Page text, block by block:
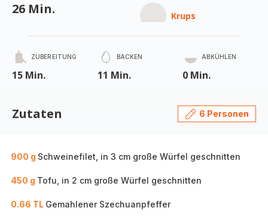
26 Min. Krups
ZUBEREITUNG
15 Min.
BACKEN
11 Min.
ABKÜHLEN
0 Min.
Zutaten 6 Personen
900 g Schweinefilet, in 3 cm große Würfel geschnitten
450 g Tofu, in 2 cm große Würfel geschnitten
0.66 TL Gemahlener Szechuanpfeffer